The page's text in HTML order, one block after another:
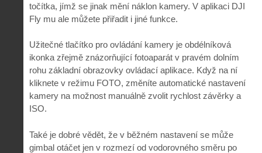
točítka, jímž se jinak mění náklon kamery. V aplikaci DJI
Fly mu ale můžete přiřadit i jiné funkce.
Užitečné tlačítko pro ovládání kamery je obdélníková
ikonka zřejmě znázorňující fotoaparát v pravém dolním
rohu základní obrazovky ovládací aplikace. Když na ní
kliknete v režimu FOTO, změníte automatické nastavení
kamery na možnost manuálně zvolit rychlost závěrky a
ISO.
Také je dobré vědět, že v běžném nastavení se může
gimbal otáčet jen v rozmezí od vodorovného směru po